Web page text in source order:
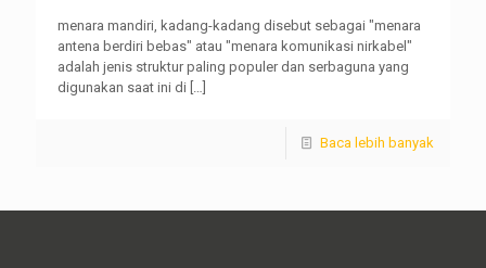
menara mandiri, kadang-kadang disebut sebagai "menara
antena berdiri bebas" atau "menara komunikasi nirkabel"
adalah jenis struktur paling populer dan serbaguna yang
digunakan saat ini di […]
Baca lebih banyak